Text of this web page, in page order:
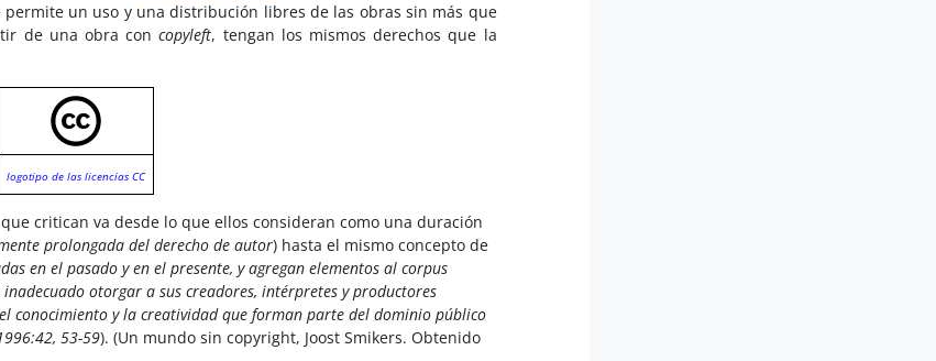
permite un uso y una distribución libres de las obras sin más que
de una obra concopyleft, tengan los mismos derechos que la
logotipo de las licencias CC
critican va desde lo que ellos consideran como una duración
prolongada del derecho de autor) hasta el mismo concepto de
en el pasado y en el presente, y agregan elementos al corpus
otorgar a sus creadores, intérpretes y productores
conocimiento y la creatividad que forman parte del dominio público
53-59). (Un mundo sin copyright, Joost Smikers. Obtenido